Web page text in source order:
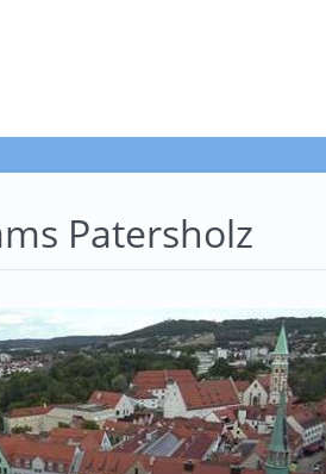
Patersholz